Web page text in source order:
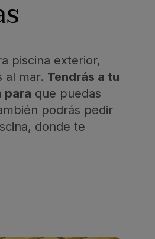
piscina exterior,
al mar. Tendrás a tu
para que puedas
podrás pedir
donde te